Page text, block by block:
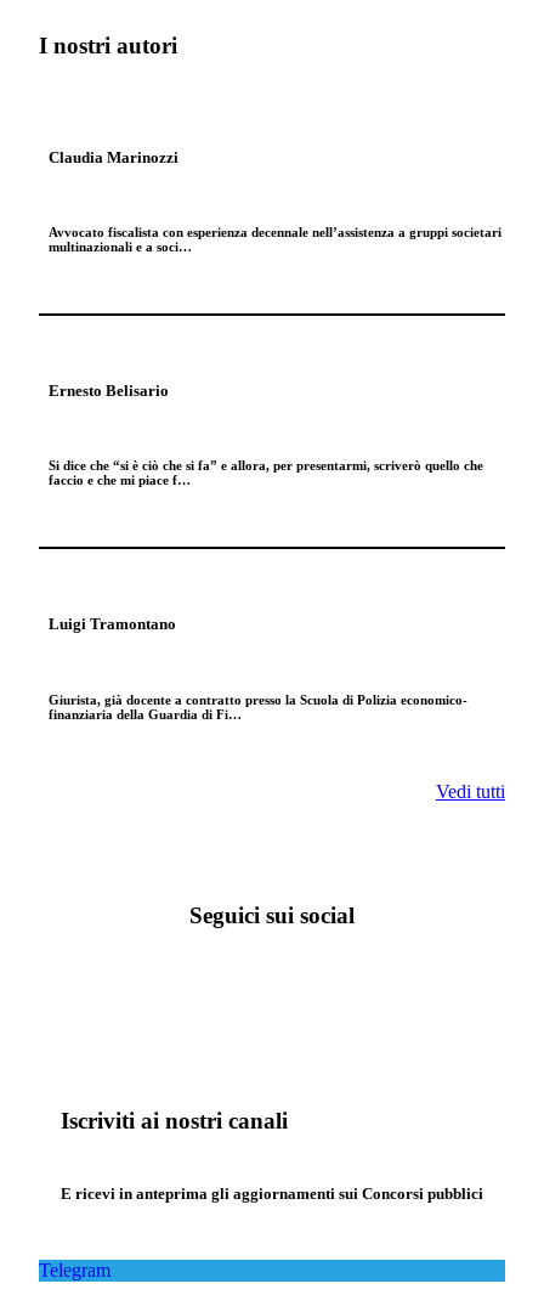
I nostri autori
Claudia Marinozzi
Avvocato fiscalista con esperienza decennale nell’assistenza a gruppi societari
multinazionali e a soci…
Ernesto Belisario
Si dice che “si è ciò che si fa” e allora, per presentarmi, scriverò quello che
faccio e che mi piace f…
Luigi Tramontano
Giurista, già docente a contratto presso la Scuola di Polizia economico-
finanziaria della Guardia di Fi…
Vedi tutti
Seguici sui social
Iscriviti ai nostri canali
E ricevi in anteprima gli aggiornamenti sui Concorsi pubblici
Telegram